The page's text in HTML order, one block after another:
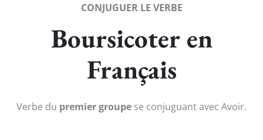
CONJUGUER LE VERBE
Boursicoter en
Français
Verbe du premier groupe se conjuguant avec Avoir.